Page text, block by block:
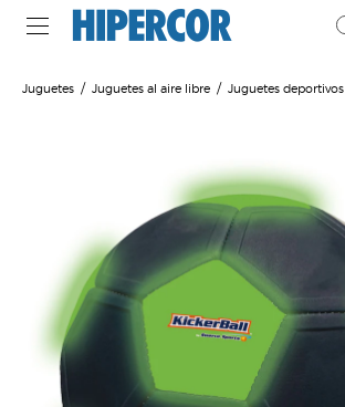
Juguetes Juguetes al aire libre Juguetes deportivos